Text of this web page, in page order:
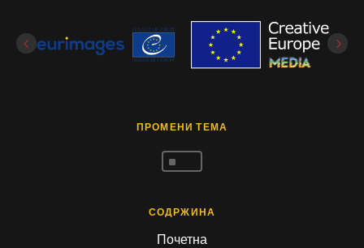
ПРОМЕНИ ТЕМА
^
СОДРЖИНА
Почетна